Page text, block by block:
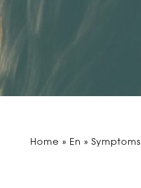
Home » En » Symptoms